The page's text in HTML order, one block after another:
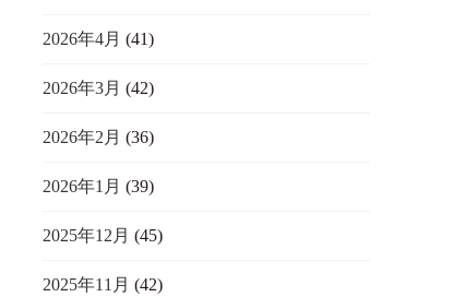
2026年4月 (41)
2026年3月 (42)
2026年2月 (36)
2026年1月 (39)
2025年12月 (45)
2025年11月 (42)